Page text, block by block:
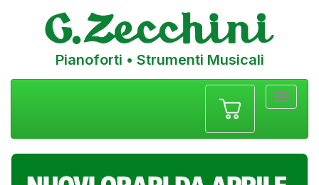
Pianoforti • Strumenti Musicali